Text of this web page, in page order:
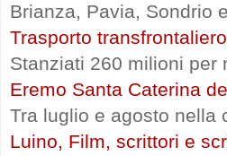
Brianza, Pavia, Sondrio
Trasporto
Stanziati 260 milioni per
Eremo Santa Caterina
Tra luglio e agosto nella
Luino, Film, scrittori e